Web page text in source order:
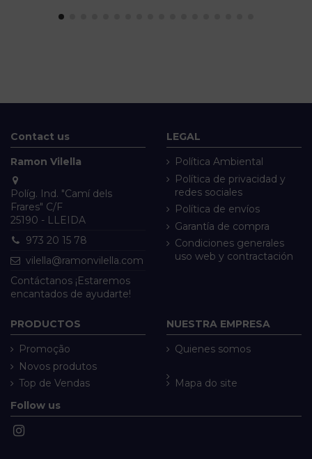
Contact us
Ramon Vilella
Políg. Ind. "Camí dels
Frares" C/F
25190 - LLEIDA
973 20 15 78
vilella@ramonvilella.com
Contáctanos ¡Estaremos
encantados de ayudarte!
LEGAL
Política Ambiental
Política de privacidad y
redes sociales
Política de envíos
Garantía de compra
Condiciones generales
uso web y contractación
PRODUCTOS
Promoção
Novos produtos
Top de Vendas
NUESTRA EMPRESA
Quienes somos
Mapa do site
Follow us